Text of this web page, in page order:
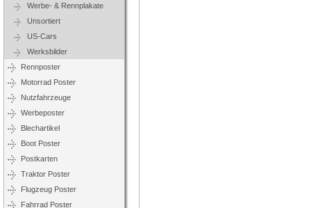
Werbe- & Rennplakate
Unsortiert
US-Cars
Werksbilder
Rennposter
Motorrad Poster
Nutzfahrzeuge
Werbeposter
Blechartikel
Boot Poster
Postkarten
Traktor Poster
Flugzeug Poster
Fahrrad Poster